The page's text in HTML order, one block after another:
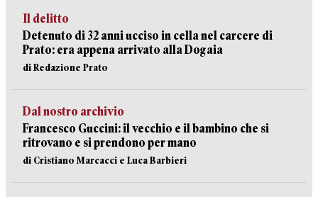
Il delitto
Detenuto di 32 anni ucciso in cella nel carcere di
Prato: era appena arrivato alla Dogaia
di Redazione Prato
Dal nostro archivio
Francesco Guccini: il vecchio e il bambino che si
ritrovano e si prendono per mano
di Cristiano Marcacci e Luca Barbieri